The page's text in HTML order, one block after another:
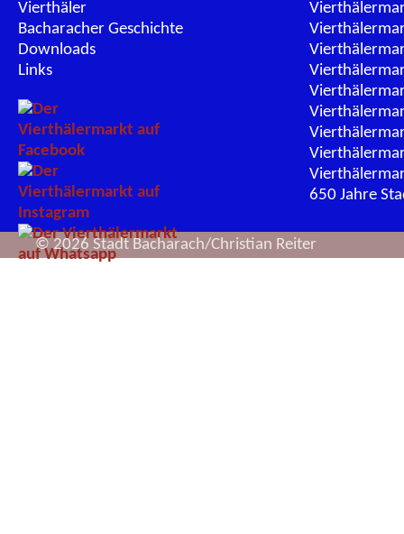
Vierthäler
Bacharacher Geschichte
Downloads
Links
650 Jahre
© 2026 Stadt Bacharach/Christian Reiter